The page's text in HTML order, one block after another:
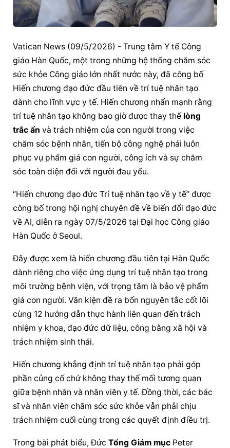
Vatican News (09/5/2026) - Trung tâm Y tế Công
giáo Hàn Quốc, một trong những hệ thống chăm sóc
sức khỏe Công giáo lớn nhất nước này, đã công bố
Hiến chương đạo đức đầu tiên về trí tuệ nhân tạo
dành cho lĩnh vực y tế. Hiến chương nhấn mạnh rằng
trí tuệ nhân tạo không bao giờ được thay thế lòng
trắc ẩn và trách nhiệm của con người trong việc
chăm sóc bệnh nhân, tiến bộ công nghệ phải luôn
phục vụ phẩm giá con người, công ích và sự chăm
sóc toàn diện đối với người đau yếu.
“Hiến chương đạo đức Trí tuệ nhân tạo về y tế” được
công bố trong hội nghị chuyên đề về biến đổi đạo đức
về AI, diễn ra ngày 07/5/2026 tại Đại học Công giáo
Hàn Quốc ở Seoul.
Đây được xem là hiến chương đầu tiên tại Hàn Quốc
dành riêng cho việc ứng dụng trí tuệ nhân tạo trong
môi trường bệnh viện, với trọng tâm là bảo vệ phẩm
giá con người. Văn kiện đề ra bốn nguyên tắc cốt lõi
cùng 12 hướng dẫn thực hành liên quan đến trách
nhiệm y khoa, đạo đức dữ liệu, công bằng xã hội và
trách nhiệm sinh thái.
Hiến chương khẳng định trí tuệ nhân tạo phải góp
phần củng cố chứ không thay thế mối tương quan
giữa bệnh nhân và nhân viên y tế. Đồng thời, các bác
sĩ và nhân viên chăm sóc sức khỏe vẫn phải chịu
trách nhiệm cuối cùng trong các quyết định điều trị.
Trong bài phát biểu, Đức Tổng Giám mục Peter